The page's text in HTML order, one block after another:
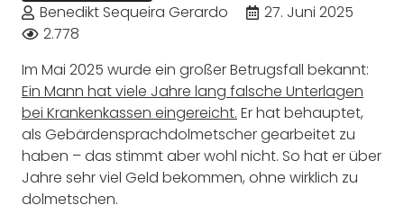
Benedikt Sequeira Gerardo
27. Juni 2025
2.778
Im Mai 2025 wurde ein großer Betrugsfall bekannt:
Ein Mann hat viele Jahre lang falsche Unterlagen
bei Krankenkassen eingereicht. Er hat behauptet,
als Gebärdensprachdolmetscher gearbeitet zu
haben – das stimmt aber wohl nicht. So hat er über
Jahre sehr viel Geld bekommen, ohne wirklich zu
dolmetschen.